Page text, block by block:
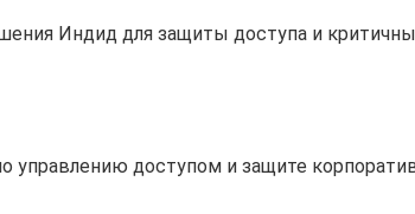
Индид для защиты доступа и
управлению доступом и защите